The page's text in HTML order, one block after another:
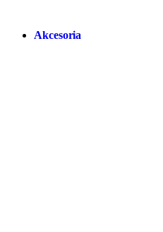
Akcesoria